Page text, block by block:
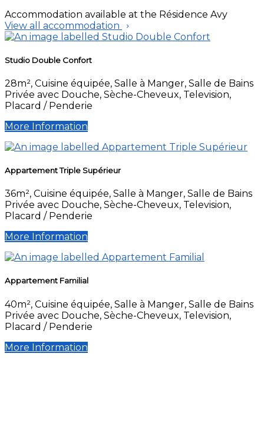
Accommodation available at the Résidence Avy
View all accommodation
Studio Double Confort
28m², Cuisine équipée, Salle à Manger, Salle de Bains
Privée avec Douche, Sèche-Cheveux, Television,
Placard / Penderie
More Information
Appartement Triple Supérieur
36m², Cuisine équipée, Salle à Manger, Salle de Bains
Privée avec Douche, Sèche-Cheveux, Television,
Placard / Penderie
More Information
Appartement Familial
40m², Cuisine équipée, Salle à Manger, Salle de Bains
Privée avec Douche, Sèche-Cheveux, Television,
Placard / Penderie
More Information